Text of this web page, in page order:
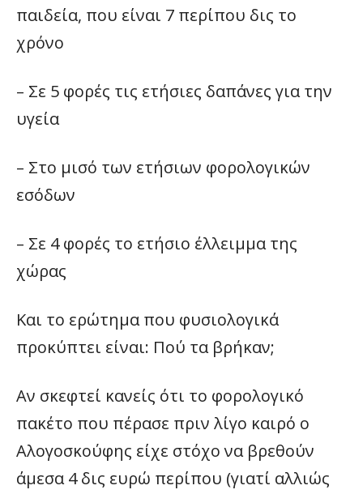
παιδεία, που είναι 7 περίπου δις το
χρόνο
– Σε 5 φορές τις ετήσιες δαπάνες για την
υγεία
– Στο μισό των ετήσιων φορολογικών
εσόδων
– Σε 4 φορές το ετήσιο έλλειμμα της
χώρας
Και το ερώτημα που φυσιολογικά
προκύπτει είναι: Πού τα βρήκαν;
Αν σκεφτεί κανείς ότι το φορολογικό
πακέτο που πέρασε πριν λίγο καιρό ο
Αλογοσκούφης είχε στόχο να βρεθούν
άμεσα 4 δις ευρώ περίπου (γιατί αλλιώς